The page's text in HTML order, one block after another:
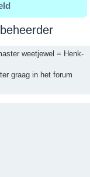
weetjewel = Henk-
graag in het forum